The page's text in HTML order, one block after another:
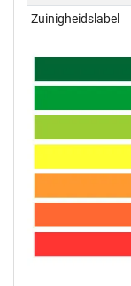
Zuinigheidslabel